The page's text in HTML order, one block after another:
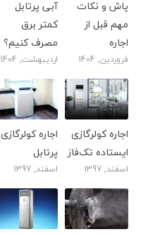
آبی پرتابل
کمتر برق
مصرف کنیم؟
اردیبهشت, 1404
پاش و نکات
مهم قبل از
اجاره
فروردین, 1404
اجاره کولرگازی
پرتابل
اسفند, 1397
اجاره کولرگازی
ایستاده تک‌فاز
اسفند, 1397